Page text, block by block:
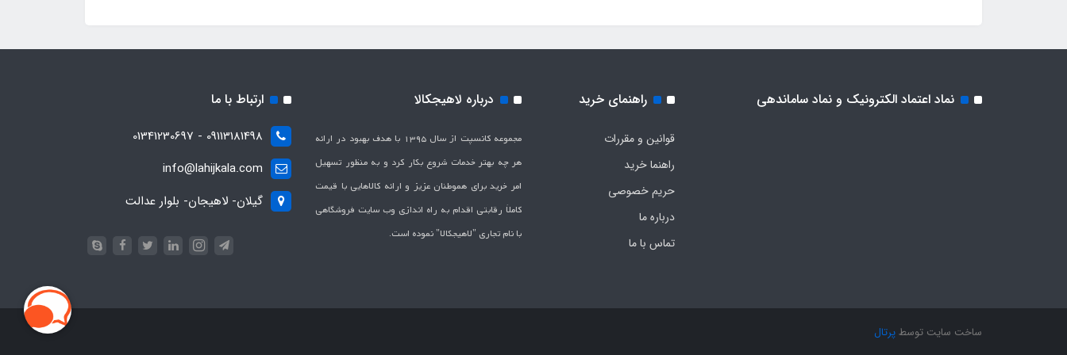
نماد اعتماد الکترونیک و نماد ساماندهی راهنمای خرید
قوانین و مقررات
راهنما خرید
حریم خصوصی
درباره ما
تماس با ما
درباره لاهیجکالا
مجموعه کانسپت از سال 1395 با هدف بهبود در ارائه
هر چه بهتر خدمات شروع بکار کرد و به منظور تسهیل
امر خرید برای هموطنان عزیز و ارائه کالاهایی با قیمت
کاملاَ رقابتی اقدام به راه اندازی وب سایت فروشگاهی
با نام تجاری "لاهیج­کالا" نموده است.
ارتباط با ما
09113181498 - 01341230697
info@lahijkala.com
گیلان- لاهیجان- بلوار عدالت
ساخت سایت توسطپرتال